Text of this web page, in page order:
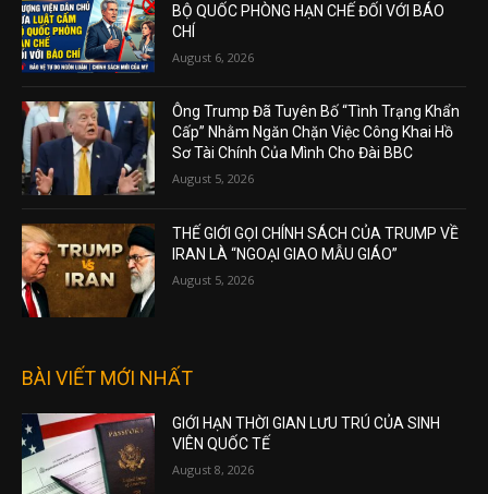
BỘ QUỐC PHÒNG HẠN CHẾ ĐỐI VỚI BÁO
CHÍ
August 6, 2026
Ông Trump Đã Tuyên Bố “Tình Trạng Khẩn
Cấp” Nhằm Ngăn Chặn Việc Công Khai Hồ
Sơ Tài Chính Của Mình Cho Đài BBC
August 5, 2026
THẾ GIỚI GỌI CHÍNH SÁCH CỦA TRUMP VỀ
IRAN LÀ “NGOẠI GIAO MẪU GIÁO”
August 5, 2026
BÀI VIẾT MỚI NHẤT
GIỚI HẠN THỜI GIAN LƯU TRÚ CỦA SINH
VIÊN QUỐC TẾ
August 8, 2026